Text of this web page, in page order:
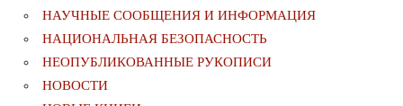
НАУЧНЫЕ СООБЩЕНИЯ И ИНФОРМАЦИЯ
НАЦИОНАЛЬНАЯ БЕЗОПАСНОСТЬ
НЕОПУБЛИКОВАННЫЕ РУКОПИСИ
НОВОСТИ